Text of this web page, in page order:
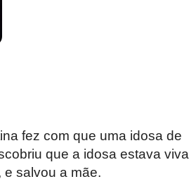
fez com que uma idosa de
que a idosa estava viva
salvou a mãe.